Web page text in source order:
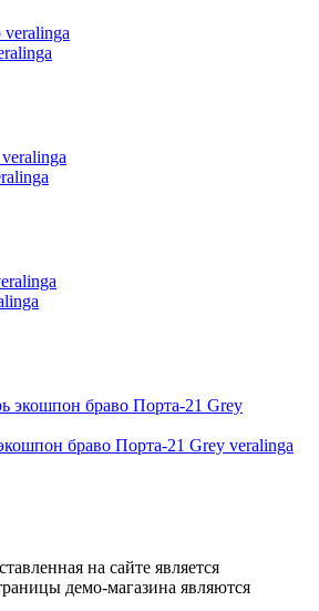
браво Порта-21 Grey veralinga
на сайте является
демо-магазина являются